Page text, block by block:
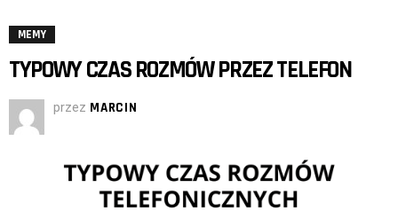
MEMY
TYPOWY CZAS ROZMÓW PRZEZ TELEFON
przez MARCIN